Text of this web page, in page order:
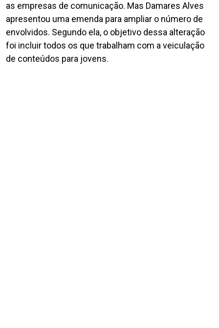
as empresas de comunicação. Mas Damares Alves
apresentou uma emenda para ampliar o número de
envolvidos. Segundo ela, o objetivo dessa alteração
foi incluir todos os que trabalham com a veiculação
de conteúdos para jovens.